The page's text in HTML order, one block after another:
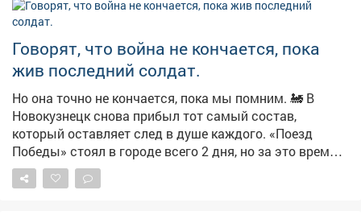
знаменитого полотна «Грачи прилетели») 4️⃣ Иван
Айвазовский (считал, что птицы приносят удачу
морякам) 🏛 Искусство - это не сухие строчки из
учебников, а живые, страстные и порой очень
чудаковатые люди. Пока вы думаете над ответом,
напоминаем, что в нашем выставочном зале вовсю
работает новая масштабная выставка «Шахтёрская
слава»! Приходите заряжаться мощной энергией
индустриальной живописи и графики. 📍 Адрес: ул.
Весенняя 9 ⏳ Часы работы: пн-пт с 9:00-18:00
Говорят, что война не кончается, пока
жив последний солдат.
Но она точно не кончается, пока мы помним. 🚂 В
Новокузнецк снова прибыл тот самый состав,
который оставляет след в душе каждого. «Поезд
Победы» стоял в городе всего 2 дня, но за это время
его посетили сотни жителей Кузбасса - от школьников
до ветеранов. Это не просто музей на колесах. Это